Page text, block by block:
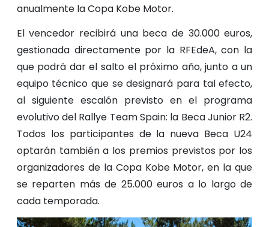
anualmente la Copa Kobe Motor.
El vencedor recibirá una beca de 30.000 euros,
gestionada directamente por la RFEdeA, con la
que podrá dar el salto el próximo año, junto a un
equipo técnico que se designará para tal efecto,
al siguiente escalón previsto en el programa
evolutivo del Rallye Team Spain: la Beca Junior R2.
Todos los participantes de la nueva Beca U24
optarán también a los premios previstos por los
organizadores de la Copa Kobe Motor, en la que
se reparten más de 25.000 euros a lo largo de
cada temporada.